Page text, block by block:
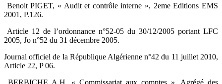
‎ Benoit PIGET, « Audit et contrôle interne », 2eme Editions EMS
2001, P.126.‎
‎ Article 12 de l’ordonnance n°52-05 du 30/12/2005 portant LFC
2005, Jo n°52 du 31 décembre ‎‎2005.‎
Journal officiel de la République Algérienne n°42 du 11 juillet 2010,
Article 22, P 06.‎
‎ BERBICHE A.H, « Commissariat aux comptes », Agrégé des